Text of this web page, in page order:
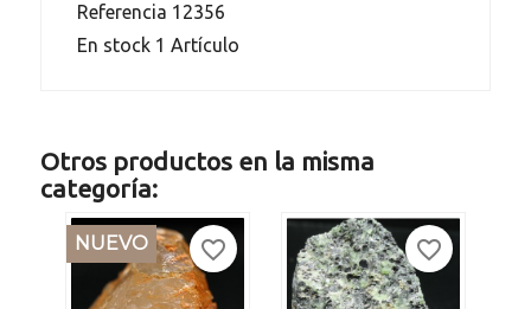
Referencia 12356
En stock 1 Artículo
Otros productos en la misma
categoría:
NUEVO favorite_border favorite_border